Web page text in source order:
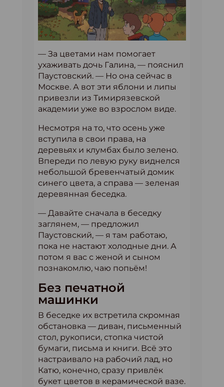
— За цветами нам помогает
ухаживать дочь Галина, — пояснил
Паустовский. — Но она сейчас в
Москве. А вот эти яблони и липы
привезли из Тимирязевской
академии уже во взрослом виде.
Несмотря на то, что осень уже
вступила в свои права, на
деревьях и клумбах было зелено.
Впереди по левую руку виднелся
небольшой бревенчатый домик
синего цвета, а справа — зеленая
деревянная беседка.
— Давайте сначала в беседку
заглянем, — предложил
Паустовский, — я там работаю,
пока не настают холодные дни. А
потом я вас с женой и сыном
познакомлю, чаю попьём!
Без печатной
машинки
В беседке их встретила скромная
обстановка — диван, письменный
стол, рукописи, стопка чистой
бумаги, письма и книги. Всё это
настраивало на рабочий лад, но
Катю, конечно, сразу привлёк
букет цветов в керамической вазе.